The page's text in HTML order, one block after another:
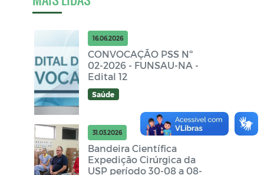
16.06.2026
CONVOCAÇÃO PSS Nº
02-2026 - FUNSAU-NA -
Edital 12
Saúde
31.03.2026
Bandeira Científica
Expedição Cirúrgica da
USP período 30-08 a 08-